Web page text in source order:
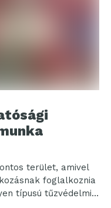
terület, amivel
foglalkoznia
típusú tűzvédelmi